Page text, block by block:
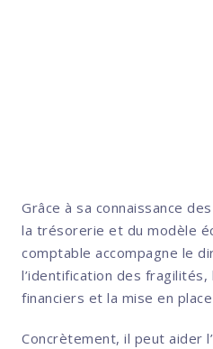
Grâce à sa connaissance
la trésorerie et du modèle
comptable accompagne le
l’identification des
financiers et la mise en
Concrètement, il peut aider